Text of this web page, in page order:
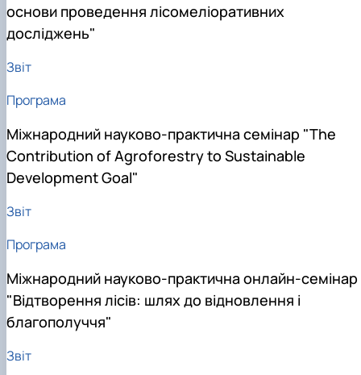
основи проведення лісомеліоративних
досліджень"
Звіт
Програма
Міжнародний науково-практична семінар "The
Contribution of Agroforestry to Sustainable
Development Goal"
Звіт
Програма
Міжнародний науково-практична онлайн-семінар
"Відтворення лісів: шлях до відновлення і
благополуччя"
Звіт